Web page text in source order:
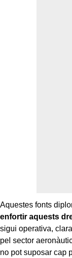
Aquestes fonts
enfortir aquests
sigui operativa,
pel sector
no pot suposar cap